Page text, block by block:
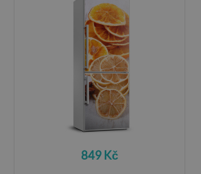
849 Kč